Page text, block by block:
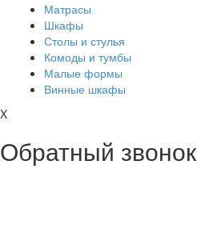
Матрасы
Шкафы
Столы и стулья
Комоды и тумбы
Малые формы
Винные шкафы
X
Обратный звонок